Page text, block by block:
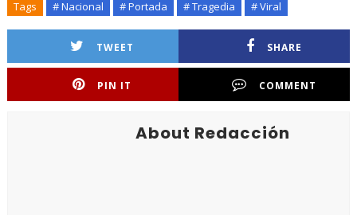
Tags # Nacional # Portada # Tragedia # Viral
TWEET SHARE
PIN IT COMMENT
About Redacción